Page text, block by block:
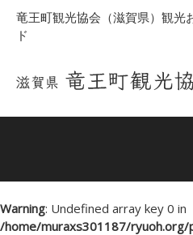
竜王町観光協会（滋賀県）観光
ド
Warning: Undefined array key 0 in
/home/muraxs301187/ryuoh.org/